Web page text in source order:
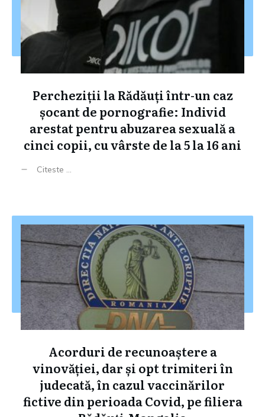
Percheziții la Rădăuți într-un caz
șocant de pornografie: Individ
arestat pentru abuzarea sexuală a
cinci copii, cu vârste de la 5 la 16 ani
Citeste ...
Acorduri de recunoaștere a
vinovăției, dar și opt trimiteri în
judecată, în cazul vaccinărilor
fictive din perioada Covid, pe filiera